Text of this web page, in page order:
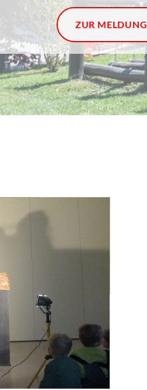
ZUR MELDUNG